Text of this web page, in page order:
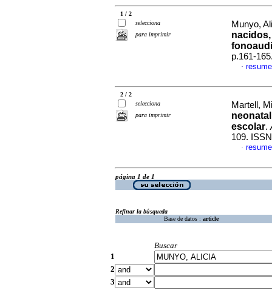
1 / 2
selecciona
para imprimir
Munyo,
p.161-
·
2 / 2
selecciona
para imprimir
Martell,
escolar.
109.
·
página 1 de 1
Refinar la búsqueda
Base de datos : article
Buscar
1
2
3